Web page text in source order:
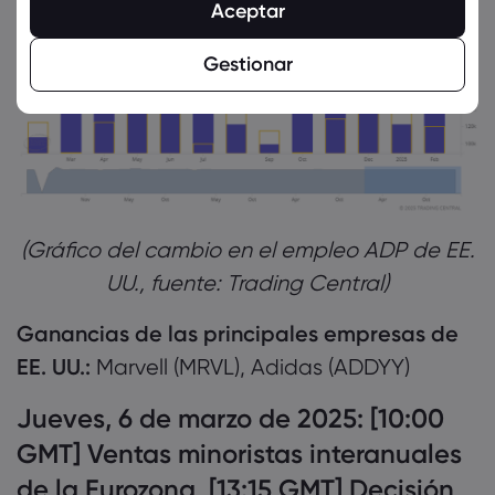
(Gráfico del cambio en el empleo ADP de EE.
UU., fuente: Trading Central)
Ganancias de las principales empresas de
EE. UU.: Marvell (MRVL), Adidas (ADDYY)
Jueves, 6 de marzo de 2025: [10:00
GMT] Ventas minoristas interanuales
Aceptar
Gestionar